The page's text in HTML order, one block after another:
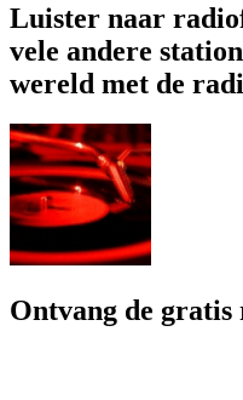
Luister naar
vele andere
wereld met de
Ontvang de gratis